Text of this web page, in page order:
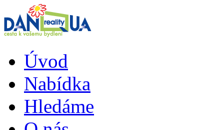
Úvod
Nabídka
Hledáme